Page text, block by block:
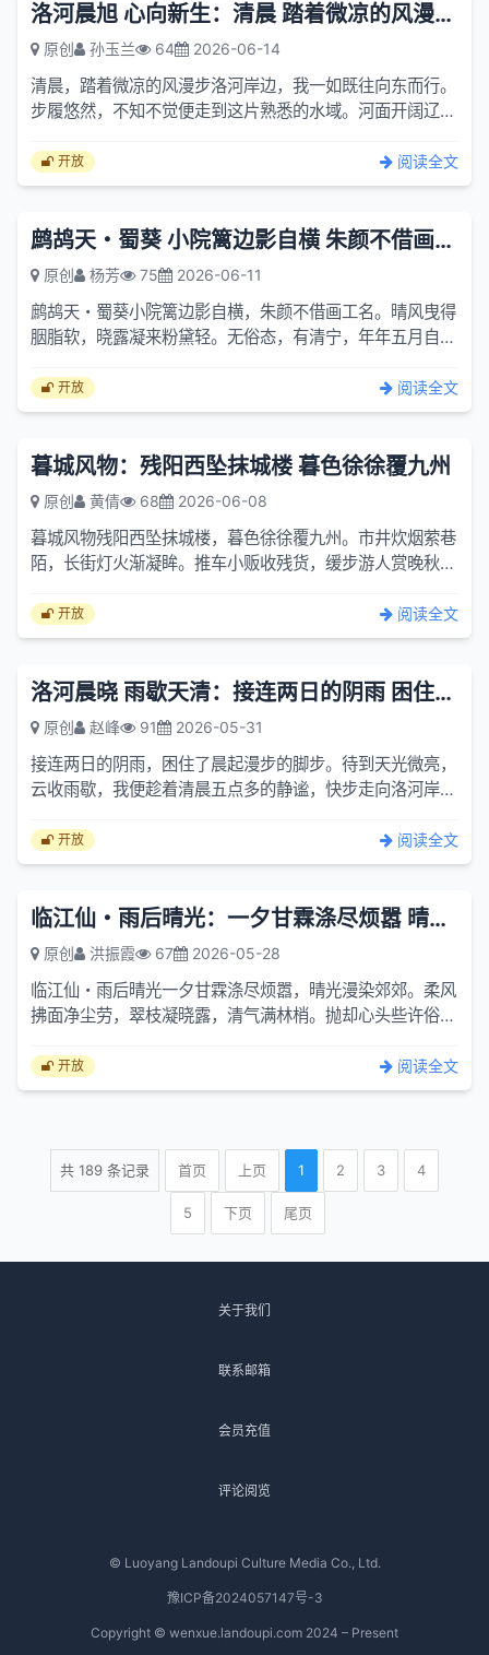
洛河晨旭 心向新生：清晨 踏着微凉的风漫步洛河岸边
原创 孙玉兰 64 2026-06-14
清晨，踏着微凉的风漫步洛河岸边，我一如既往向东而行。
步履悠然，不知不觉便走到这片熟悉的水域。河面开阔辽
水添了几...
开放 阅读全文
鹧鸪天・蜀葵 小院篱边影自横 朱颜不借画工名
原创 杨芳 75 2026-06-11
鹧鸪天・蜀葵小院篱边影自横，朱颜不借画工名。晴风曳得
胭脂软，晓露凝来粉黛轻。无俗态，有清宁，年年五月自倾
葵的日...
开放 阅读全文
暮城风物：残阳西坠抹城楼 暮色徐徐覆九州
原创 黄倩 68 2026-06-08
暮城风物残阳西坠抹城楼，暮色徐徐覆九州。市井炊烟萦巷
陌，长街灯火渐凝眸。推车小贩收残货，缓步游人赏晚秋。
临风望...
开放 阅读全文
洛河晨晓 雨歇天清：接连两日的阴雨 困住了晨起漫步的脚步
原创 赵峰 91 2026-05-31
接连两日的阴雨，困住了晨起漫步的脚步。待到天光微亮，
云收雨歇，我便趁着清晨五点多的静谧，快步走向洛河岸
是一番焕...
开放 阅读全文
临江仙・雨后晴光：一夕甘霖涤尽烦嚣 晴光漫染郊郊
原创 洪振霞 67 2026-05-28
临江仙・雨后晴光一夕甘霖涤尽烦嚣，晴光漫染郊郊。柔风
拂面净尘劳，翠枝凝晓露，清气满林梢。抛却心头些许俗
天辽。
开放 阅读全文
共 189 条记录 首页 上页 1 2 3 4
5 下页 尾页
关于我们
联系邮箱
会员充值
评论阅览
© Luoyang Landoupi Culture Media Co., Ltd.
豫ICP备2024057147号-3
Copyright © wenxue.landoupi.com 2024 – Present